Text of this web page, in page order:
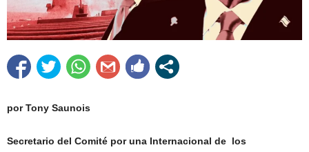
por Tony Saunois
Secretario del Comité por una Internacional de los